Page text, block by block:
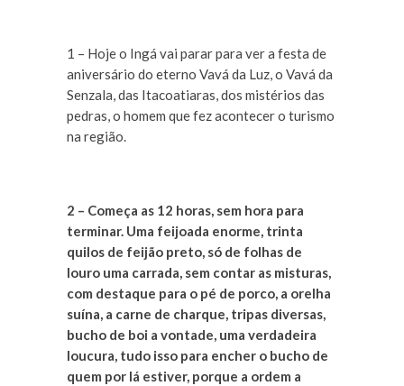
1 – Hoje o Ingá vai parar para ver a festa de
aniversário do eterno Vavá da Luz, o Vavá da
Senzala, das Itacoatiaras, dos mistérios das
pedras, o homem que fez acontecer o turismo
na região.
2 – Começa as 12 horas, sem hora para
terminar. Uma feijoada enorme, trinta
quilos de feijão preto, só de folhas de
louro uma carrada, sem contar as misturas,
com destaque para o pé de porco, a orelha
suína, a carne de charque, tripas diversas,
bucho de boi a vontade, uma verdadeira
loucura, tudo isso para encher o bucho de
quem por lá estiver, porque a ordem a